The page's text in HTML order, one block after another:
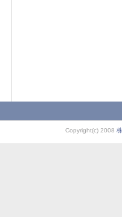
Copyright(c) 2008